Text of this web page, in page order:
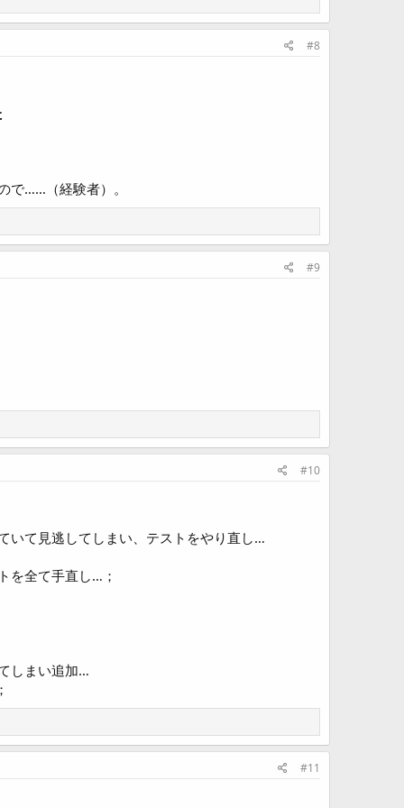
#8
で……（経験者）。
#9
#10
いて見逃してしまい、テストをやり直し…
を全て手直し…；
しまい追加…
#11